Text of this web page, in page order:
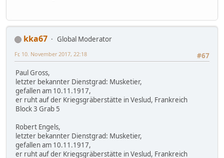
kka67
Global Moderator
#67
Fr, 10. November 2017, 22:18
Paul Gross,
letzter bekannter Dienstgrad: Musketier,
gefallen am 10.11.1917,
er ruht auf der Kriegsgräberstätte in Veslud, Frankreich
Block 3 Grab 5
Robert Engels,
letzter bekannter Dienstgrad: Musketier,
gefallen am 10.11.1917,
er ruht auf der Kriegsgräberstätte in Veslud, Frankreich